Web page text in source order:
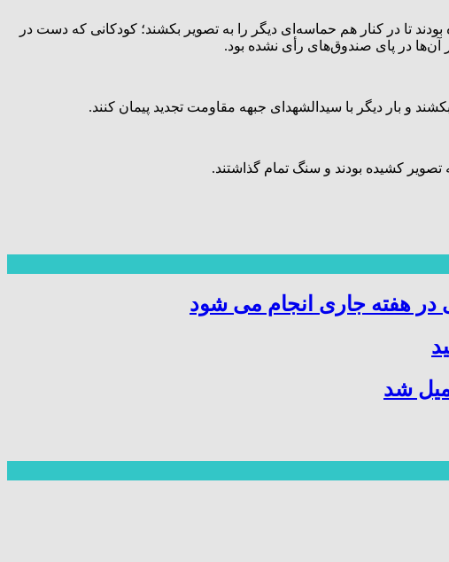
تا در کنار هم حماسه‌ای دیگر را به تصویر بکشند؛ کودکانی که دست در
در پای صندوق‌های رأی نشده بود.
و بار دیگر با سیدالشهدای جبهه مقاومت تجدید پیمان کنند.
کشیده بودند و سنگ تمام گذاشتند.
در هفته جاری انجام می شود